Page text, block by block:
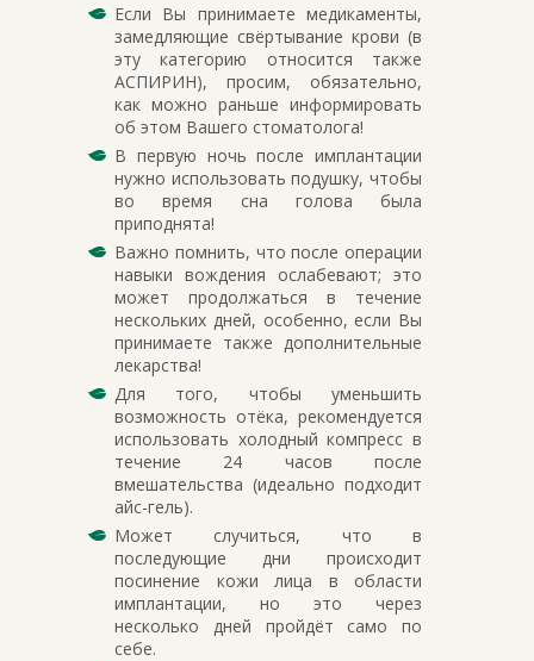
Если Вы принимаете медикаменты,
замедляющие свёртывание крови (в
эту категорию относится также
АСПИРИН), просим, обязательно,
как можно раньше информировать
об этом Вашего стоматолога!
В первую ночь после имплантации
нужно использовать подушку, чтобы
во время сна голова была
приподнята!
Важно помнить, что после операции
навыки вождения ослабевают; это
может продолжаться в течение
нескольких дней, особенно, если Вы
принимаете также дополнительные
лекарства!
Для того, чтобы уменьшить
возможность отёка, рекомендуется
использовать холодный компресс в
течение 24 часов после
вмешательства (идеально подходит
айс-гель).
Может случиться, что в
последующие дни происходит
посинение кожи лица в области
имплантации, но это через
несколько дней пройдёт само по
себе.